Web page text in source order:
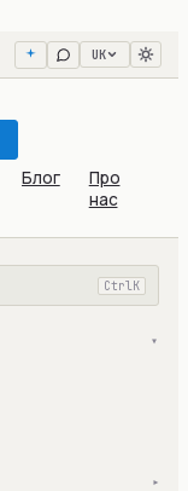
UK
Блог
Про
нас
Ctrl K
▾
▾